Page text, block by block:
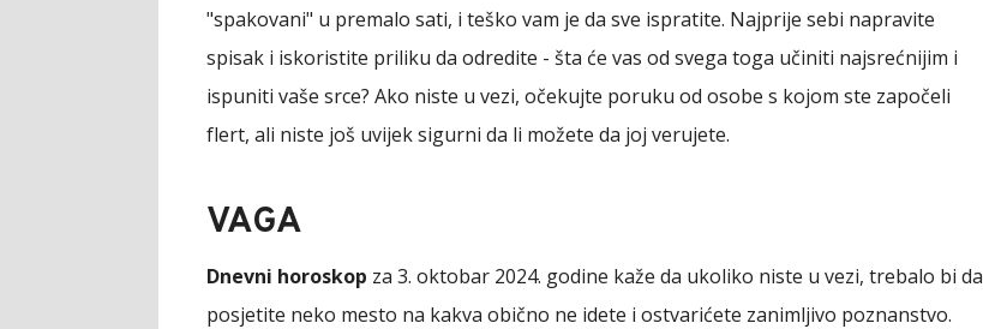
"spakovani" u premalo sati, i teško vam je da sve ispratite. Najprije sebi napravite
spisak i iskoristite priliku da odredite - šta će vas od svega toga učiniti najsrećnijim i
ispuniti vaše srce? Ako niste u vezi, očekujte poruku od osobe s kojom ste započeli
flert, ali niste još uvijek sigurni da li možete da joj verujete.
VAGA
Dnevni horoskop za 3. oktobar 2024. godine kaže da ukoliko niste u vezi, trebalo bi da
posjetite neko mesto na kakva obično ne idete i ostvarićete zanimljivo poznanstvo.